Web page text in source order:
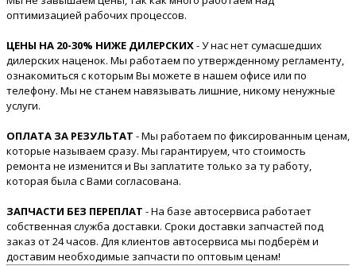
оптимизацией рабочих процессов.
ЦЕНЫ НА 20-30% НИЖЕ ДИЛЕРСКИХ- У нас нет сумасшедших
дилерских наценок. Мы работаем по утвержденному регламенту,
ознакомиться с которым Вы можете в нашем офисе или по
телефону. Мы не станем навязывать лишние, никому ненужные
услуги.
ОПЛАТА ЗА РЕЗУЛЬТАТ - Мы работаем по фиксированным ценам,
которые называем сразу. Мы гарантируем, что стоимость
ремонта не изменится и Вы заплатите только за ту работу,
которая была с Вами согласована.
ЗАПЧАСТИ БЕЗ ПЕРЕПЛАТ - На базе автосервиса работает
собственная служба доставки. Сроки доставки запчастей под
заказ от 24 часов. Для клиентов автосервиса мы подберём и
доставим необходимые запчасти по оптовым ценам!